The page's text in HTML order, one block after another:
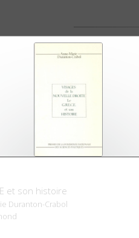
et son histoire
Duranton-Crabol